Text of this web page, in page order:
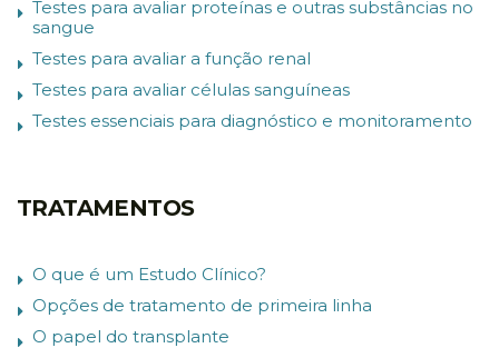
Testes para avaliar proteínas e outras substâncias no
sangue
Testes para avaliar a função renal
Testes para avaliar células sanguíneas
Testes essenciais para diagnóstico e monitoramento
TRATAMENTOS
O que é um Estudo Clínico?
Opções de tratamento de primeira linha
O papel do transplante